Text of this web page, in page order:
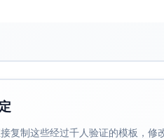
行为期两周的试播与反馈跟踪：首
）
复制这些经过千人验证的模板，修